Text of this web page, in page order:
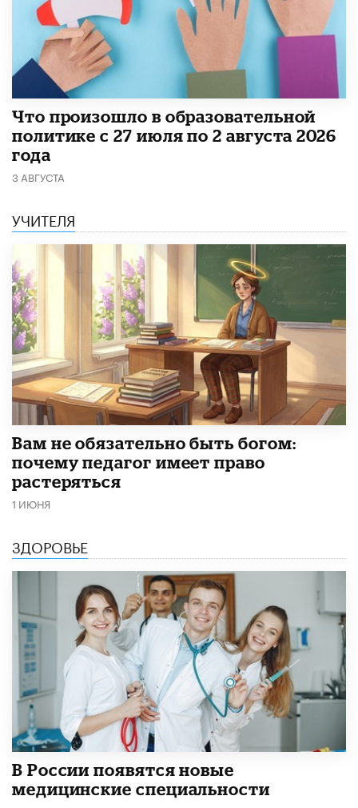
​Что произошло в образовательной
политике с 27 июля по 2 августа 2026
года
3 АВГУСТА
УЧИТЕЛЯ
​Вам не обязательно быть богом:
почему педагог имеет право
растеряться
1 ИЮНЯ
ЗДОРОВЬЕ
В России появятся новые
медицинские специальности